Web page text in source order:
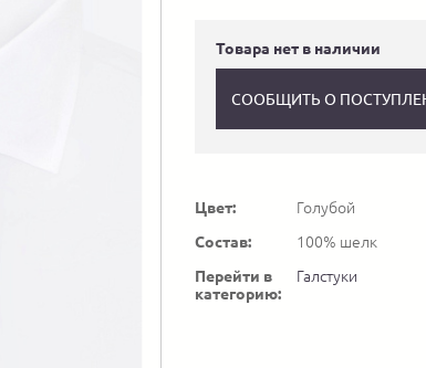
Товара нет в наличии
СООБЩИТЬ О
Цвет:
Голубой
Состав:
100% шелк
Перейти в
категорию:
Галстуки